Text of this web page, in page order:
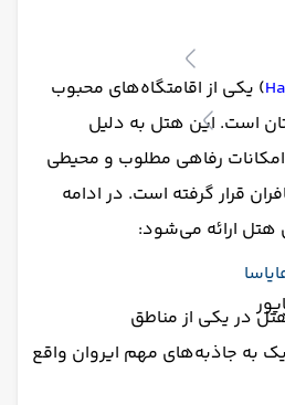
) یکی از اقامتگاه‌های محبوب
است. این هتل به دلیل
رفاهی مطلوب و محیطی
قرار گرفته است. در ادامه
هتل ارائه می‌شود:
در یکی از مناطق
به جاذبه‌های مهم ایروان واقع